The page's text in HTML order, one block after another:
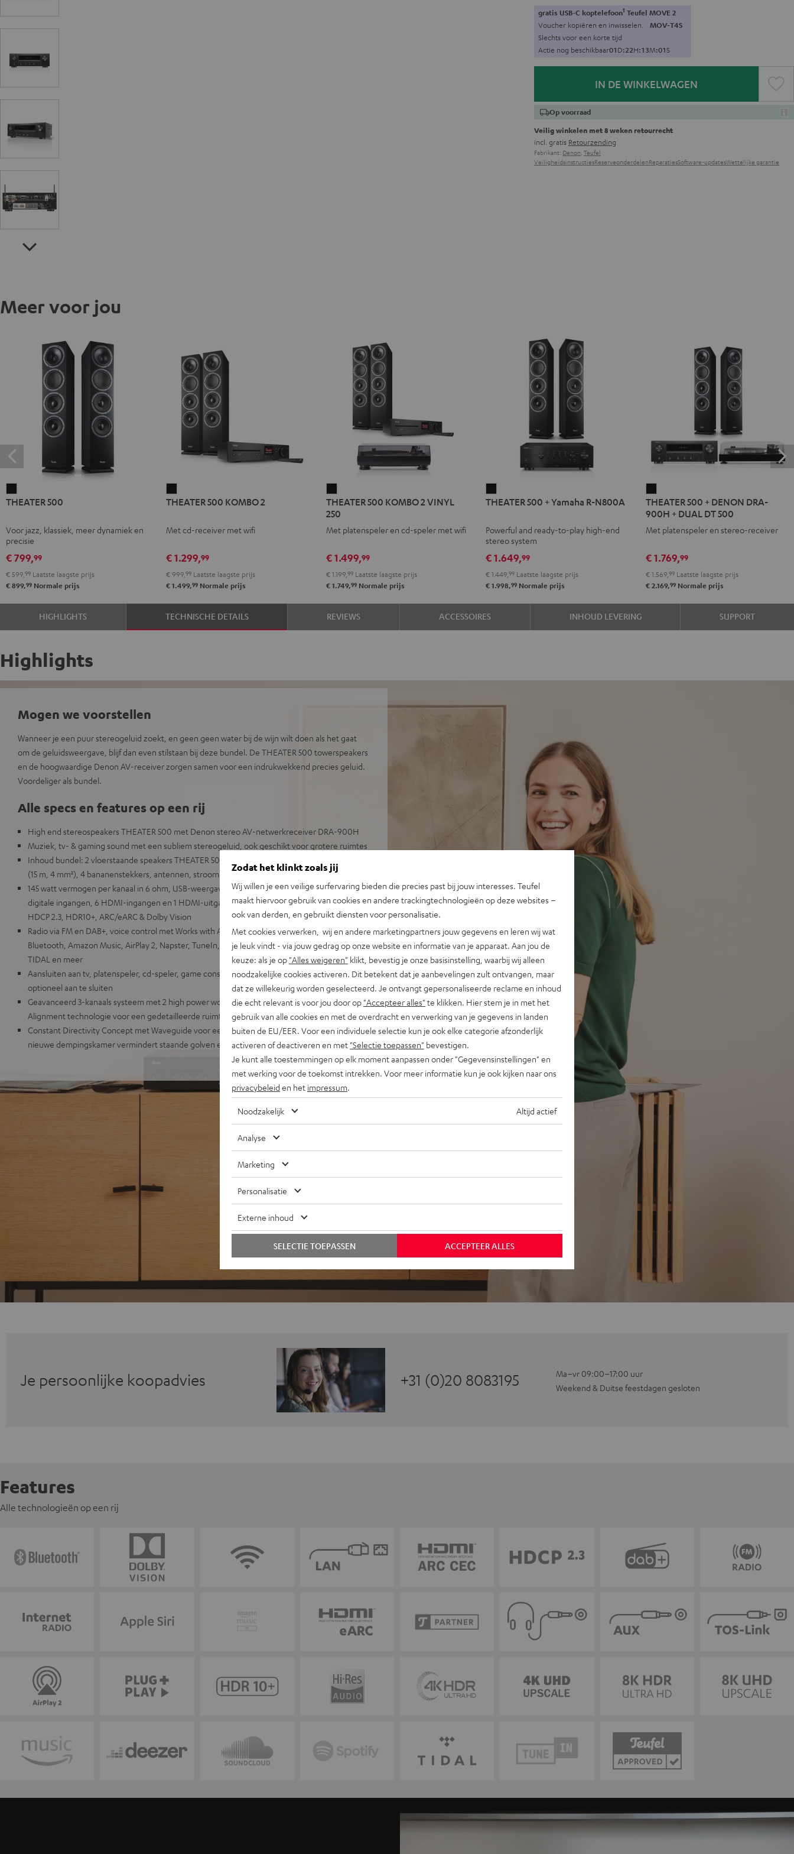
gratis USB-C koptelefoon1 Teufel MOVE 2
Voucher kopiëren en inwisselen. MOV-T4S
Slechts voor een korte tijd
Actie nog beschikbaar01D:22H:13M:00S
IN DE WINKELWAGEN
Op voorraad
Veilig winkelen met 8 weken retourrecht
incl. gratis Retourzending
Fabrikant: Denon, Teufel
VeiligheidsinstructiesReserveonderdelenReparatiesSoftware-updatesWettelijke garantie
Meer voor jou
500
THEATER 500
Voor jazz, klassiek, meer dynamiek en
precisie
€ 799,99
€ 599, 99 Laatste laagste prijs
€ 899,99 Normale prijs
500
2
THEATER 500 KOMBO 2
Met cd-receiver met wifi
€ 1.299,99
€ 999, 99Laatste laagste prijs
€ 1.499,99Normale prijs
500
KOMBO
2
250
Zwart
THEATER 500 KOMBO 2 VINYL
250
Met platenspeler en cd-speler met wifi
€ 1.499,99
€ 1.199, 99Laatste laagste prijs
€ 1.749,99Normale prijs
500
Yamaha
R-
N800A
Zwart
THEATER 500 + Yamaha R-N800A
Powerful and ready-to-play high-end
stereo system
€ 1.649,99
€ 1.449,99 Laatste laagste prijs
€ 1.998,99 Normale prijs
500
+
DENON
900H
+
DUAL
DT
Zwart
THEATER 500 + DENON DRA-
900H + DUAL DT 500
Met platenspeler en stereo-receiver
€ 1.769,99
€ 1.569,99 Laatste laagste prijs
€ 2.169,99 Normale prijs
HIGHLIGHTS TECHNISCHE DETAILS REVIEWS ACCESSOIRES INHOUD LEVERING SUPPORT
Highlights
Mogen we voorstellen
Wanneer je een puur stereogeluid zoekt, en geen geen water bij de wijn wilt doen als het gaat
om de geluidsweergave, blijf dan even stilstaan bij deze bundel. De THEATER 500 towerspeakers
en de hoogwaardige Denon AV-receiver zorgen samen voor een indrukwekkend precies geluid.
Voordeliger als bundel.
Alle specs en features op een rij
High end stereospeakers THEATER 500 met Denon stereo AV-netwerkreceiver DRA-900H
Muziek, tv- & gaming sound met een subliem stereogeluid, ook geschikt voor grotere ruimtes
Inhoud bundel: 2 vloerstaande speakers THEATER 500, Denon DRA-800H, luidsprekerkabel
(15 m, 4 mm²), 4 bananenstekkers, antennen, stroomkabel
145 watt vermogen per kanaal in 6 ohm, USB-weergave, phono-ingang en verdere analoge en
digitale ingangen, 6 HDMI-ingangen en 1 HDMI-uitgang met ondersteuning voor 8K, 3D,
HDCP 2.3, HDR10+, ARC/eARC & Dolby Vision
Radio via FM en DAB+, voice control met Works with Alexa, Google Assistant, Apple Siri,
Bluetooth, Amazon Music, AirPlay 2, Napster, TuneIn, Deezer, Spotify Connect, Soundcloud,
TIDAL en meer
Aansluiten aan tv, platenspeler, cd-speler, game console, tv-receiver en meer, subwoofer
optioneel aan te sluiten
Geavanceerd 3-kanaals systeem met 2 high power woofers voor een extreem lage bas, Time
Alignment technologie voor een gedetailleerde ruimtelijke weergave
Constant Directivity Concept met Waveguide voor een gelijkmatig geluid op elke luisterplek,
nieuwe dempingskamer vermindert staande golven en storende resonanties
Je persoonlijke koopadvies +31 (0)20 8083195
Ma–vr 09:00–17:00 uur
Weekend & Duitse feestdagen gesloten
Features
Alle technologieën op een rij
Zodat het klinkt zoals jij
Wij willen je een veilige surfervaring bieden die precies past bij jouw interesses. Teufel
maakt hiervoor gebruik van cookies en andere trackingtechnologieën op deze websites –
ook van derden, en gebruikt diensten voor personalisatie.
Met cookies verwerken, wij en andere marketingpartners jouw gegevens en leren wij wat
je leuk vindt - via jouw gedrag op onze website en informatie van je apparaat. Aan jou de
keuze: als je op "Alles weigeren" klikt, bevestig je onze basisinstelling, waarbij wij alleen
noodzakelijke cookies activeren. Dit betekent dat je aanbevelingen zult ontvangen, maar
dat ze willekeurig worden geselecteerd. Je ontvangt gepersonaliseerde reclame en inhoud
die echt relevant is voor jou door op "Accepteer alles" te klikken. Hier stem je in met het
gebruik van alle cookies en met de overdracht en verwerking van je gegevens in landen
buiten de EU/EER. Voor een individuele selectie kun je ook elke categorie afzonderlijk
activeren of deactiveren en met "Selectie toepassen" bevestigen.
Je kunt alle toestemmingen op elk moment aanpassen onder "Gegevensinstellingen" en
met werking voor de toekomst intrekken. Voor meer informatie kun je ook kijken naar ons
privacybeleid en het impressum
Noodzakelijk Altijd actief
Analyse
Marketing
Personalisatie
Externe inhoud
ACCEPTEER ALLES
SELECTIE TOEPASSEN